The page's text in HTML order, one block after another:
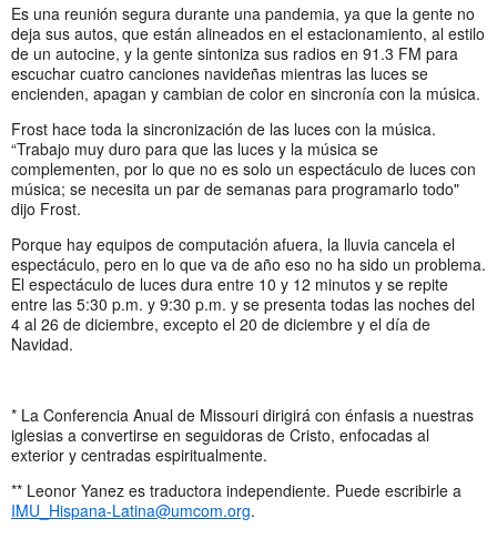
Es una reunión segura durante una pandemia, ya que la gente no
deja sus autos, que están alineados en el estacionamiento, al estilo
de un autocine, y la gente sintoniza sus radios en 91.3 FM para
escuchar cuatro canciones navideñas mientras las luces se
encienden, apagan y cambian de color en sincronía con la música.
Frost hace toda la sincronización de las luces con la música.
“Trabajo muy duro para que las luces y la música se
complementen, por lo que no es solo un espectáculo de luces con
música; se necesita un par de semanas para programarlo todo"
dijo Frost.
Porque hay equipos de computación afuera, la lluvia cancela el
espectáculo, pero en lo que va de año eso no ha sido un problema.
El espectáculo de luces dura entre 10 y 12 minutos y se repite
entre las 5:30 p.m. y 9:30 p.m. y se presenta todas las noches del
4 al 26 de diciembre, excepto el 20 de diciembre y el día de
Navidad.
* La Conferencia Anual de Missouri dirigirá con énfasis a nuestras
iglesias a convertirse en seguidoras de Cristo, enfocadas al
exterior y centradas espiritualmente.
** Leonor Yanez es traductora independiente. Puede escribirle a
IMU_Hispana-Latina@umcom.org.